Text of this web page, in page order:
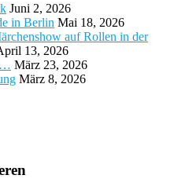
Juni 2, 2026
in Berlin Mai 18, 2026
auf Rollen in der
13, 2026
März 23, 2026
März 8, 2026